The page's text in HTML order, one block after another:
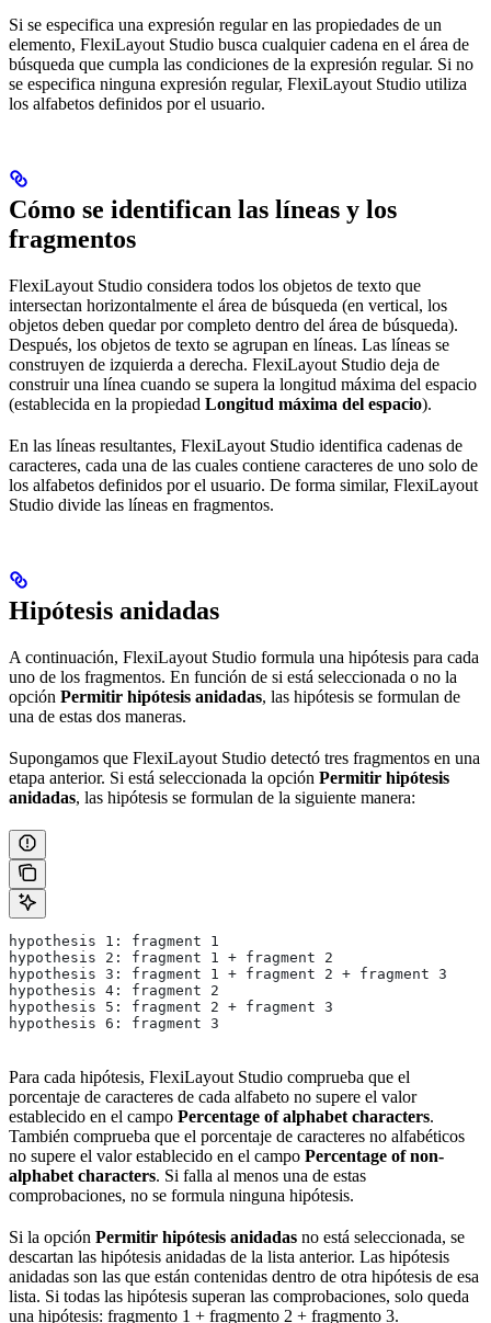
Si se especifica una expresión regular en las propiedades de un
elemento, FlexiLayout Studio busca cualquier cadena en el área de
búsqueda que cumpla las condiciones de la expresión regular. Si no
se especifica ninguna expresión regular, FlexiLayout Studio utiliza
los alfabetos definidos por el usuario.
Cómo se identifican las líneas y los
fragmentos
FlexiLayout Studio considera todos los objetos de texto que
intersectan horizontalmente el área de búsqueda (en vertical, los
objetos deben quedar por completo dentro del área de búsqueda).
Después, los objetos de texto se agrupan en líneas. Las líneas se
construyen de izquierda a derecha. FlexiLayout Studio deja de
construir una línea cuando se supera la longitud máxima del espacio
(establecida en la propiedad Longitud máxima del espacio).
En las líneas resultantes, FlexiLayout Studio identifica cadenas de
caracteres, cada una de las cuales contiene caracteres de uno solo de
los alfabetos definidos por el usuario. De forma similar, FlexiLayout
Studio divide las líneas en fragmentos.
Hipótesis anidadas
A continuación, FlexiLayout Studio formula una hipótesis para cada
uno de los fragmentos. En función de si está seleccionada o no la
opción Permitir hipótesis anidadas, las hipótesis se formulan de
una de estas dos maneras.
Supongamos que FlexiLayout Studio detectó tres fragmentos en una
etapa anterior. Si está seleccionada la opción Permitir hipótesis
anidadas, las hipótesis se formulan de la siguiente manera:
hypothesis 1: fragment 1
hypothesis 2: fragment 1 + fragment 2
hypothesis 3: fragment 1 + fragment 2 + fragment 3
hypothesis 4: fragment 2
hypothesis 5: fragment 2 + fragment 3
hypothesis 6: fragment 3
Para cada hipótesis, FlexiLayout Studio comprueba que el
porcentaje de caracteres de cada alfabeto no supere el valor
establecido en el campo Percentage of alphabet characters.
También comprueba que el porcentaje de caracteres no alfabéticos
no supere el valor establecido en el campo Percentage of non-
alphabet characters. Si falla al menos una de estas
comprobaciones, no se formula ninguna hipótesis.
Si la opción Permitir hipótesis anidadas no está seleccionada, se
descartan las hipótesis anidadas de la lista anterior. Las hipótesis
anidadas son las que están contenidas dentro de otra hipótesis de esa
lista. Si todas las hipótesis superan las comprobaciones, solo queda
una hipótesis: fragmento 1 + fragmento 2 + fragmento 3.